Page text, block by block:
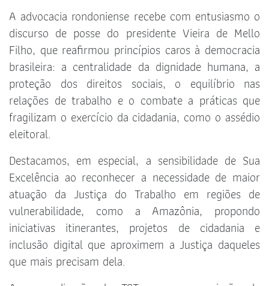
A advocacia rondoniense recebe com entusiasmo o
discurso de posse do presidente Vieira de Mello
Filho, que reafirmou princípios caros à democracia
brasileira: a centralidade da dignidade humana, a
proteção dos direitos sociais, o equilíbrio nas
relações de trabalho e o combate a práticas que
fragilizam o exercício da cidadania, como o assédio
eleitoral.
Destacamos, em especial, a sensibilidade de Sua
Excelência ao reconhecer a necessidade de maior
atuação da Justiça do Trabalho em regiões de
vulnerabilidade, como a Amazônia, propondo
iniciativas itinerantes, projetos de cidadania e
inclusão digital que aproximem a Justiça daqueles
que mais precisam dela.